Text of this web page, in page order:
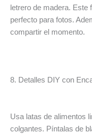
letrero de madera. Este
perfecto para fotos.
compartir el momento.
8. Detalles DIY con
Usa latas de alimentos
colgantes. Píntalas de